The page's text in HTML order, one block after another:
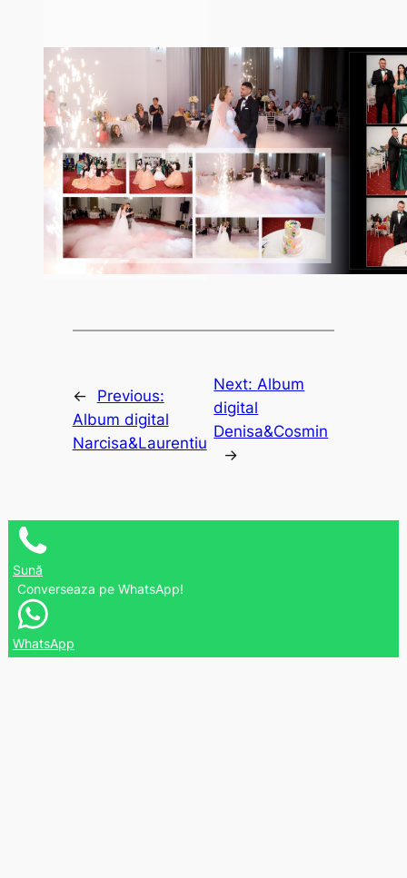
←
Previous:
Album digital
Narcisa&Laurentiu
Next:Album
digital
Denisa&Cosmin
→
Sună
Converseaza pe WhatsApp!
WhatsApp